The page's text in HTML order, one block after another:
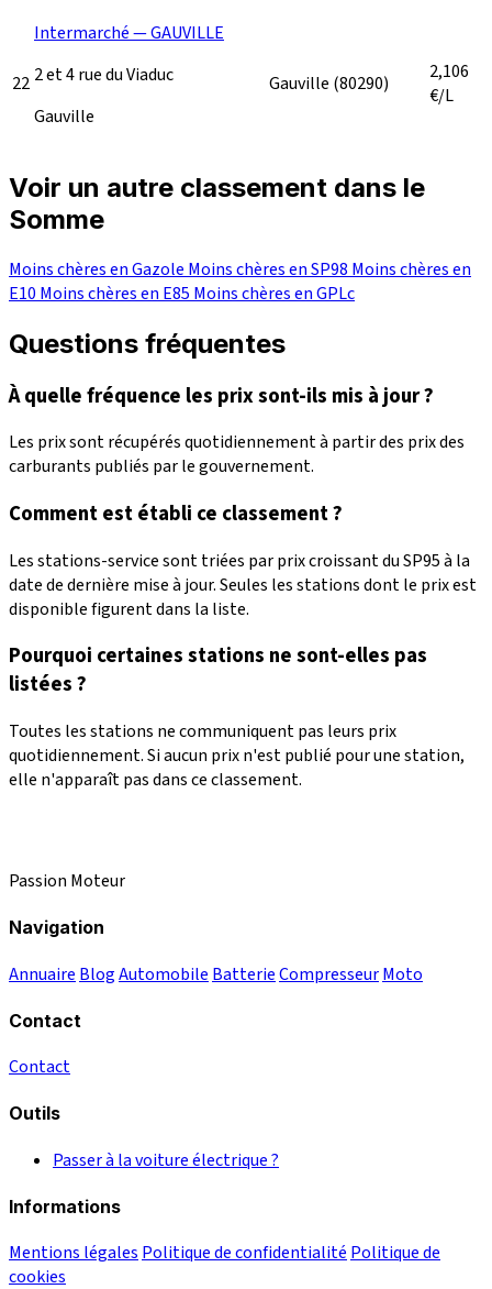
22
Intermarché — GAUVILLE
2 et 4 rue du Viaduc
Gauville
Gauville (80290)
2,106
€/L
Voir un autre classement dans le
Somme
Moins chères en Gazole Moins chères en SP98 Moins chères en
E10 Moins chères en E85 Moins chères en GPLc
Questions fréquentes
À quelle fréquence les prix sont-ils mis à jour ?
Les prix sont récupérés quotidiennement à partir des prix des
carburants publiés par le gouvernement.
Comment est établi ce classement ?
Les stations-service sont triées par prix croissant du SP95 à la
date de dernière mise à jour. Seules les stations dont le prix est
disponible figurent dans la liste.
Pourquoi certaines stations ne sont-elles pas
listées ?
Toutes les stations ne communiquent pas leurs prix
quotidiennement. Si aucun prix n'est publié pour une station,
elle n'apparaît pas dans ce classement.
Passion Moteur
Navigation
Annuaire BlogAutomobile BatterieCompresseurMoto
Contact
Contact
Outils
Passer à la voiture électrique ?
Informations
Mentions légales Politique de confidentialité Politique de
cookies